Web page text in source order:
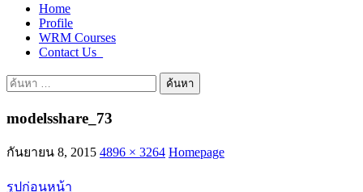
ยัง
เนื้อหา
Home
Profile
WRM Courses
Contact Us_
ค้นหา
modelsshare_73
กันยายน 8, 2015 4896 × 3264 Homepage
รูปก่อนหน้า